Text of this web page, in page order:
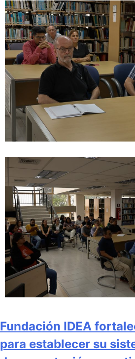
Fundación IDEA
para establecer su